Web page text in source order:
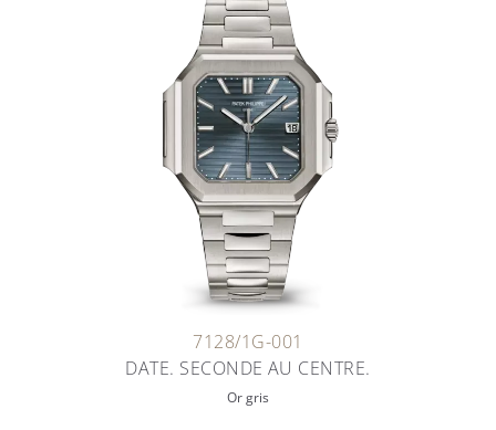
7128/1G-001
DATE. SECONDE AU CENTRE.
Or gris